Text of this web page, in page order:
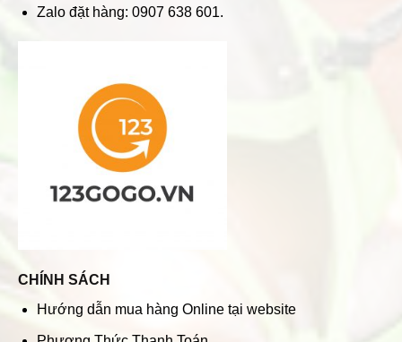
Zalo đặt hàng: 0907 638 601.
CHÍNH SÁCH
Hướng dẫn mua hàng Online tại website